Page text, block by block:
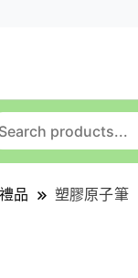
品 塑膠原子筆